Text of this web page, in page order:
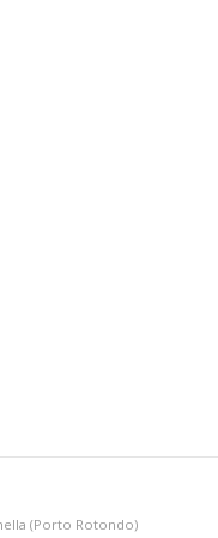
(Porto Rotondo)